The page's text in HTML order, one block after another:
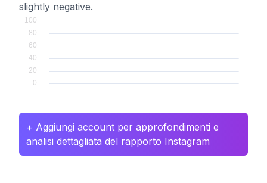
slightly negative.
+ Aggiungi account per approfondimenti e
analisi dettagliata del rapporto Instagram